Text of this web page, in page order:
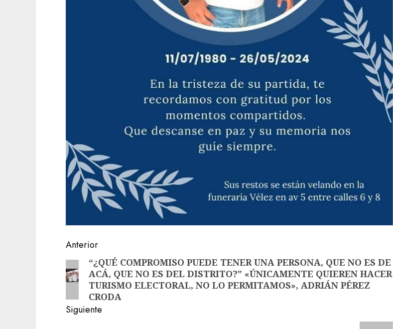
Navegación
de
entradas
Anterior
Entrada
anterior:
“¿QUÉ COMPROMISO PUEDE TENER UNA PERSONA, QUE NO ES DE
ACÁ, QUE NO ES DEL DISTRITO?” «ÚNICAMENTE QUIEREN HACER
TURISMO ELECTORAL, NO LO PERMITAMOS», ADRIÁN PÉREZ
CRODA
Siguiente